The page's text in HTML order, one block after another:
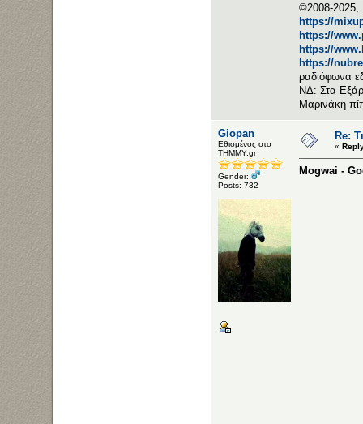
©2008-2025,
https://
https://
https://
https://
ραδιόφωνα
ΝΔ: Στα
Μαρινάκη
Giopan
Εθισμένος στο
ΤΗΜΜΥ.gr
Gender:
Posts: 732
Re:
«
Mogwai -